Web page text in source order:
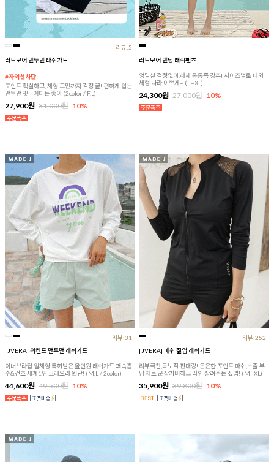
리뷰:5
러브모어 맨투맨 래쉬가드
#자외선차단
포인트 확실하고, 체형 고민까지 걱정 끝! 편하게 입는
맨투맨 핏~ 어디든 좋아 (2color / F,L)
27,900원 31,000원 10%
러브모어 밴딩 래쉬팬츠
엉밑살 걱정없이,하체 통통족 강추! 사이즈별로 나와
체형 따라 이쁘게~ (F~XL)
24,300원 27,000원 10%
리뷰:31
[JVERA] 위켄드 맨투맨 래쉬가드
이너브라탑 일체형 특허받은 올인원 래쉬가드 쾌속흡
수&건조 세계1위 크레오라 원단! (M,L / 2color)
44,600원 49,500원 10%
리뷰:252
[JVERA] 매쉬 짚업 래쉬가드
리뷰극찬,독보적 판매량! 은은한 포인트 매쉬,노출 부
담 제로 군살커버하고 라인 살려주는 짚업! (M~XL)
35,900원 39,800원 10%